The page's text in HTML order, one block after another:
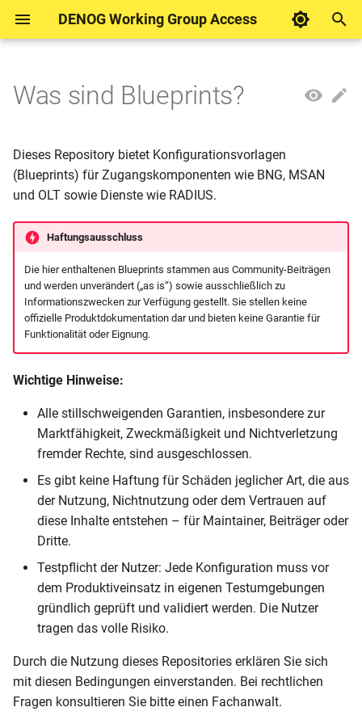
DENOG Working Group Access
t
o
s
s
Juniper Juniper BNG Blueprints
RtBrick
RtBrick BNG Blueprints
Access Technologies
Broadband Network Gateway
PON Management
Auto Configuration (ACS) &
CPE Management
L2BSA
L3BSA
& Accounting
IP-Adress-Effizienz und
Einsparungstechnologien
IT, OSS & BSS-Systeme
IPTV
Security
VoIP
Nationale Regulatorische
Anforderungen
Literatur
DENOG Working Group
Was sind Blueprints?
Dieses Repository bietet Konfigurationsvorlagen
(Blueprints) für Zugangskomponenten wie BNG, MSAN
und OLT sowie Dienste wie RADIUS.
Haftungsausschluss
Die hier enthaltenen Blueprints stammen aus Community-Beiträgen
und werden unverändert („as is“) sowie ausschließlich zu
Informationszwecken zur Verfügung gestellt. Sie stellen keine
offizielle Produktdokumentation dar und bieten keine Garantie für
Funktionalität oder Eignung.
Wichtige Hinweise:
Alle stillschweigenden Garantien, insbesondere zur
Marktfähigkeit, Zweckmäßigkeit und Nichtverletzung
fremder Rechte, sind ausgeschlossen.
Es gibt keine Haftung für Schäden jeglicher Art, die aus
der Nutzung, Nichtnutzung oder dem Vertrauen auf
diese Inhalte entstehen – für Maintainer, Beiträger oder
Dritte.
Testpflicht der Nutzer: Jede Konfiguration muss vor
dem Produktiveinsatz in eigenen Testumgebungen
gründlich geprüft und validiert werden. Die Nutzer
tragen das volle Risiko.
Durch die Nutzung dieses Repositories erklären Sie sich
mit diesen Bedingungen einverstanden. Bei rechtlichen
Fragen konsultieren Sie bitte einen Fachanwalt.